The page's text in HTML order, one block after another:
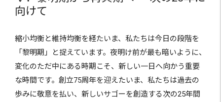
向けて
縮小均衡と維持均衡を経たいま、私たちは今日の段階を
「黎明期」と捉えています。夜明け前が最も暗いように、
変化のただ中にある時期こそ、新しい一日へ向かう重要
な時間です。創立75周年を迎えたいま、私たちは過去の
歩みに敬意を払い、新しいサゴーを創造する次の25年間